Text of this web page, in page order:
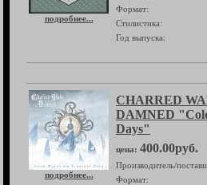
подробнее...
Формат:
Стилистика:
Год выпуска:
подробнее...
CHARRED
DAMNED
Days"
цена: 400.00руб.
Производитель/
Формат: